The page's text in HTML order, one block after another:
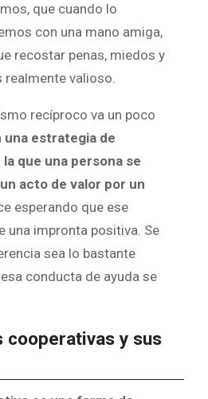
que cuando lo
con una mano amiga,
recostar penas, miedos y
realmente valioso.
recíproco va un poco
una estrategia de
que una persona se
acto de valor por un
esperando que ese
una impronta positiva. Se
sea lo bastante
conducta de ayuda se
cooperativas y sus